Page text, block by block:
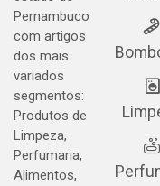
Pernambuco
com artigos
dos mais
variados
segmentos:
Produtos de
Limpeza,
Perfumaria,
Alimentos,